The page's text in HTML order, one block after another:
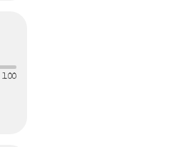
100